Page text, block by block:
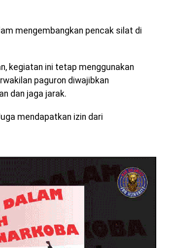
mengembangkan pencak silat di
kegiatan ini tetap menggunakan
paguron diwajibkan
dan jaga jarak.
mendapatkan izin dari